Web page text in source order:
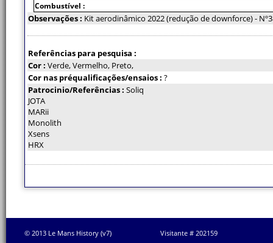
Combustível :
Observações : Kit aerodinâmico 2022 (redução de downforce) -
Referências para pesquisa :
Cor : Verde, Vermelho, Preto,
Cor nas préqualificações/ensaios : ?
Patrocinio/Referências : Soliq
JOTA
MARii
Monolith
Xsens
HRX
© 2013 Le Mans History (v7) Visitante # 202159